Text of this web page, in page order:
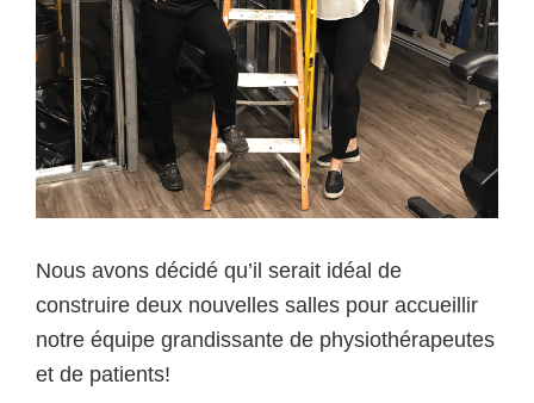
Nous avons décidé qu’il serait idéal de
construire deux nouvelles salles pour accueillir
notre équipe grandissante de physiothérapeutes
et de patients!